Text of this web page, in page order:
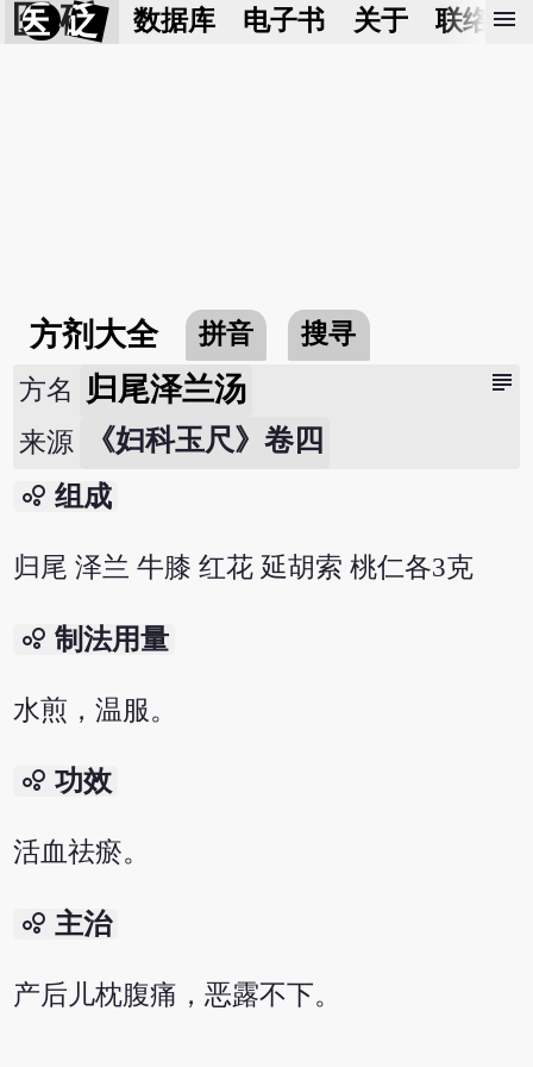
医 砭 数据库 电子书 关于 联络我
menu
方剂大全 拼音 搜寻
subject
方名 归尾泽兰汤
来源 《妇科玉尺》卷四
bubble_chart 组成
归尾 泽兰 牛膝 红花 延胡索 桃仁各3克
bubble_chart 制法用量
水煎，温服。
bubble_chart 功效
活血祛瘀。
bubble_chart 主治
产后儿枕腹痛，恶露不下。